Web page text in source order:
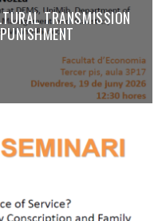
TRANSMISSION